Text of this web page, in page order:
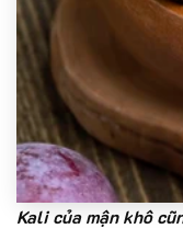
Kali của mận khô